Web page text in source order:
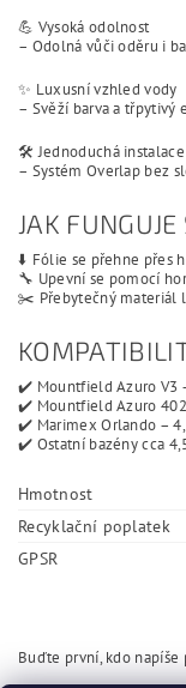
💪 Vysoká odolnost
– Odolná vůči oděru i
✨ Luxusní vzhled vody
– Svěží barva a třpytivý
🛠️ Jednoduchá instalace
– Systém Overlap bez
JAK
⬇️ Fólie se přehne přes
🔧 Upevní se pomocí
✂️ Přebytečný materiál
✔️ Mountfield Azuro V3
✔️ Mountfield Azuro
✔️ Marimex Orlando –
✔️ Ostatní bazény cca
Hmotnost
Recyklační poplatek
GPSR
Buďte první, kdo